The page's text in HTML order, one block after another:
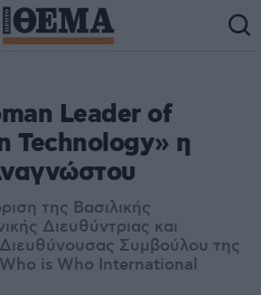
Leader of
Technology» η
της Βασιλικής
Διευθύντριας και
Συμβούλου της
is Who International